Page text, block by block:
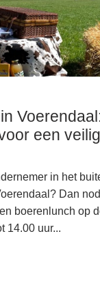
een veilig
in het
Dan
boerenlunch op
14.00 uur...